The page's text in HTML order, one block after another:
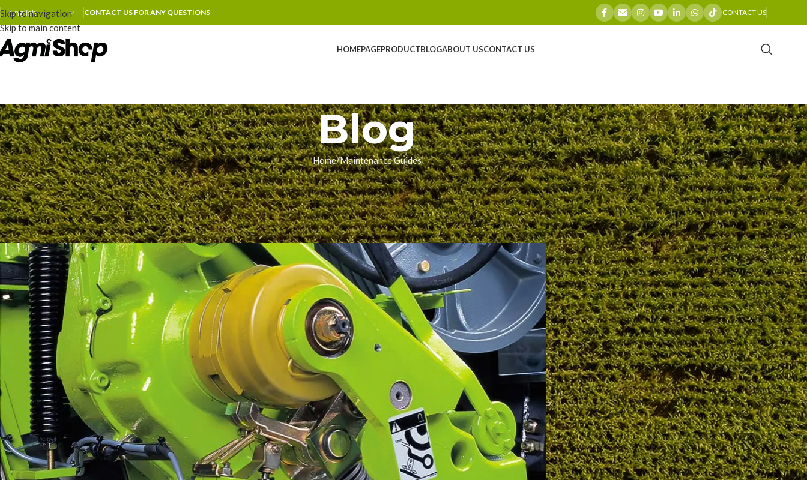
Skip to navigation
Skip to main content
CONTACT US FOR ANY QUESTIONS CONTACT US
HOMEPAGEPRODUCTBLOGABOUT USCONTACT US
Blog
Home Maintenance Guides
MAINTENANCE GUIDES
Das ewige Tankproblem beim Claas Jaguar: Der wahre Grund,
warum er nie voll wird
Posted by zhoumingyueOn 05/16/2026
CATEGORIES
Company News
General
Industry Insights
Maintenance Guides
Product Spotlights
Troubleshooting
RECENT POSTS
CLAAS Jaguar Drive
Power Loss: 7 Common
Causes German
Farmers Check First
06/02/2026 No Comments
CLAAS Jaguar Slow
Response: Causes and
Quick Checks German
Farmers Recommend